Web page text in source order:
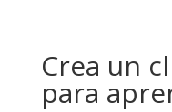
Crea un
para